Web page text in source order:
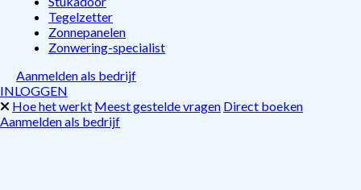
Tegelzetter
Zonnepanelen
Zonwering-specialist
Aanmelden als bedrijf
INLOGGEN
Hoe het werkt Meest gestelde vragen Direct boeken
Aanmelden als bedrijf